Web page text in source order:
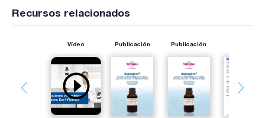
Recursos relacionados
Vídeo Publicación Publicación